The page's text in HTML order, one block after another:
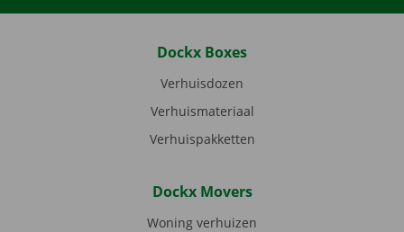
Dockx Boxes
Verhuisdozen
Verhuismateriaal
Verhuispakketten
Dockx Movers
Woning verhuizen